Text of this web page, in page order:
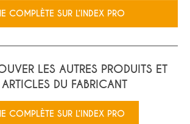
COMPLÈTE SUR L’INDEX PRO
LES AUTRES PRODUITS ET
DU FABRICANT
COMPLÈTE SUR L’INDEX PRO